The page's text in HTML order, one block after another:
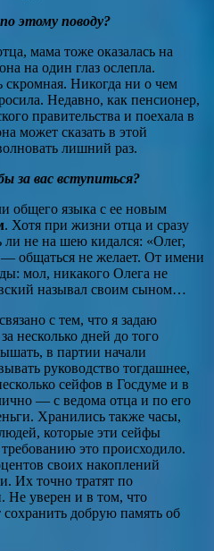
этому поводу?
мама тоже оказалась на
на один глаз ослепла.
Никогда ни о чем
Недавно, как пенсионер,
правительства и поехала в
может сказать в этой
лишний раз.
вас вступиться?
языка с ее новым
. Хотя при жизни отца и сразу
ли не на шею кидался: «Олег,
— общаться не желает. От имени
мол, никакого Олега не
называл своим сыном…
с тем, что я задаю
несколько дней до того
в партии начали
руководство тогдашнее,
сейфов в Госдуме и в
— с ведома отца и по его
Хранились также часы,
которые эти сейфы
это происходило.
своих накоплений
Их точно тратят по
Не уверен и в том, что
добрую память об